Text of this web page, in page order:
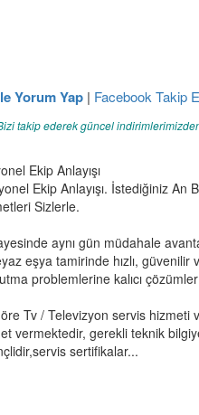
Yorum Yap| Facebook Takip
takip ederek güncel
Ekip Anlayışı
Ekip Anlayışı. İstediğiniz
Sizlerle.
aynı gün müdahale
eşya tamirinde hızlı,
problemlerine kalıcı
Tv / Televizyon servis hizmeti
vermektedir, gerekli teknik
sertifikalar...